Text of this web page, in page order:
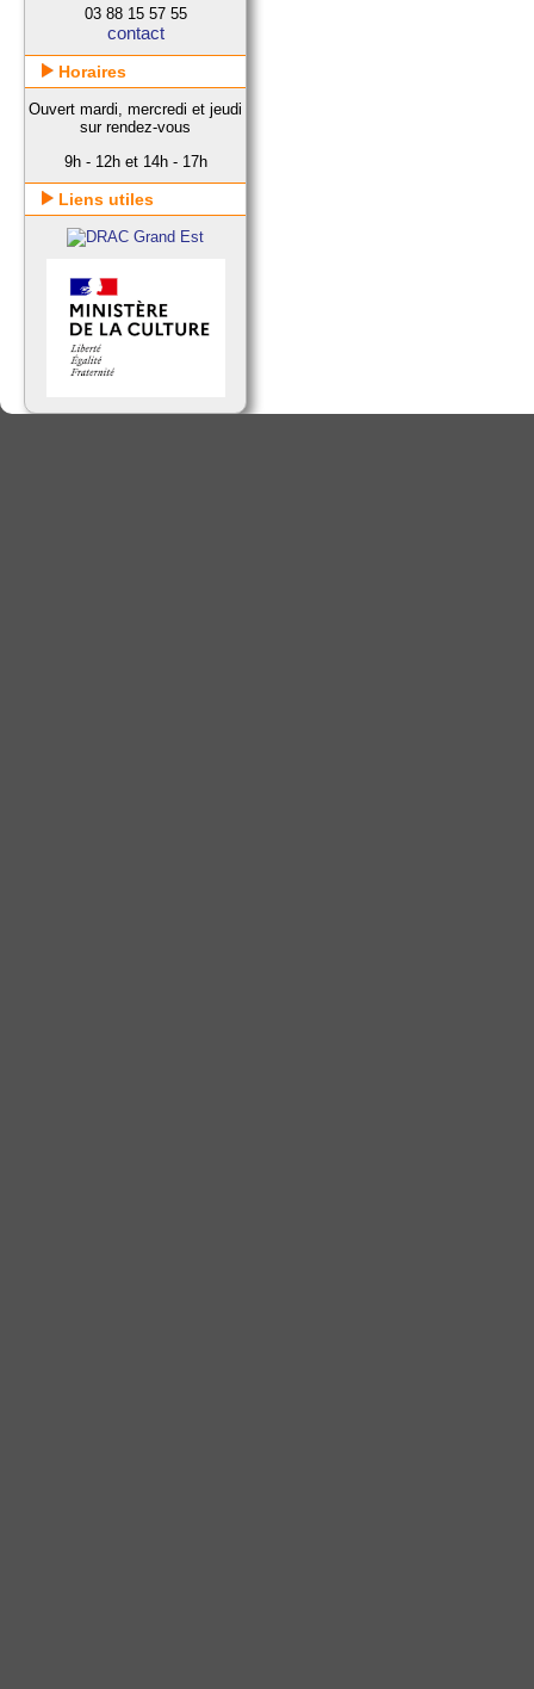
03 88 15 57 55
contact
Horaires
Ouvert mardi, mercredi et jeudi
sur rendez-vous
9h - 12h et 14h - 17h
Liens utiles